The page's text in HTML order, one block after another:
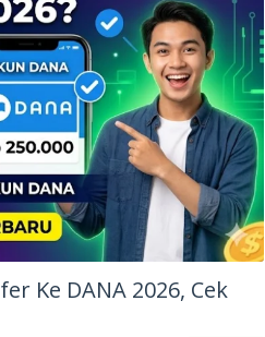
Ke DANA 2026, Cek